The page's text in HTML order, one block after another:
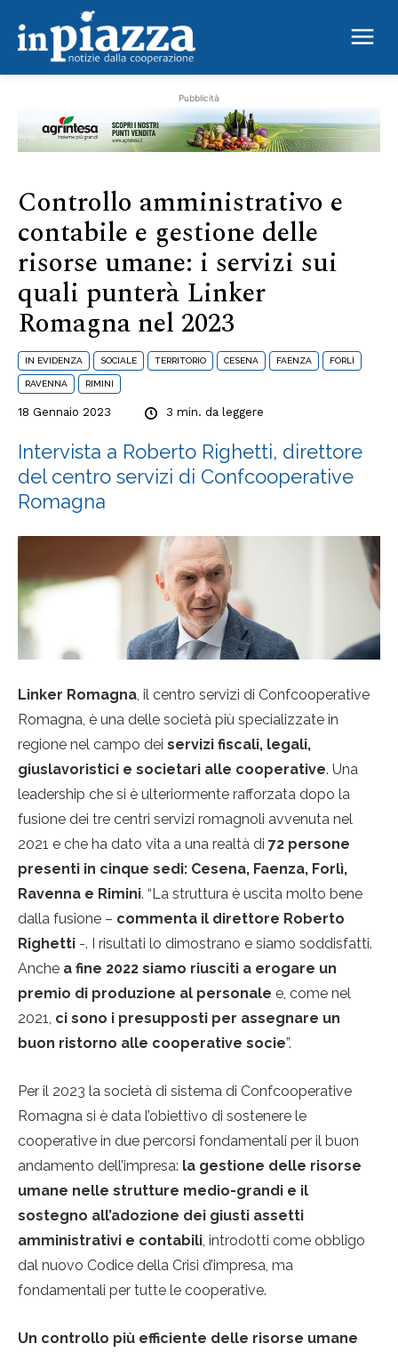
Pubblicità
Controllo amministrativo e
contabile e gestione delle
risorse umane: i servizi sui
quali punterà Linker
Romagna nel 2023
IN EVIDENZA SOCIALE TERRITORIO CESENA FAENZA FORLÌ
RAVENNA RIMINI
18 Gennaio 2023 3 min. da leggere
Intervista a Roberto Righetti, direttore
del centro servizi di Confcooperative
Romagna
Linker Romagna , il centro servizi di Confcooperative
Romagna, è una delle società più specializzate in
regione nel campo dei servizi fiscali, legali,
giuslavoristici e societari alle cooperative. Una
leadership che si è ulteriormente rafforzata dopo la
fusione dei tre centri servizi romagnoli avvenuta nel
2021 e che ha dato vita a una realtà di 72 persone
presenti in cinque sedi: Cesena, Faenza, Forlì,
Ravenna e Rimini. “La struttura è uscita molto bene
dalla fusione – commenta il direttore Roberto
Righetti -. I risultati lo dimostrano e siamo soddisfatti.
Anche a fine 2022 siamo riusciti a erogare un
premio di produzione al personale e, come nel
2021, ci sono i presupposti per assegnare un
buon ristorno alle cooperative socie”.
Per il 2023 la società di sistema di Confcooperative
Romagna si è data l’obiettivo di sostenere le
cooperative in due percorsi fondamentali per il buon
andamento dell’impresa: la gestione delle risorse
umane nelle strutture medio-grandi e il
sostegno all’adozione dei giusti assetti
amministrativi e contabili , introdotti come obbligo
dal nuovo Codice della Crisi d’impresa, ma
fondamentali per tutte le cooperative.
Un controllo più efficiente delle risorse umane